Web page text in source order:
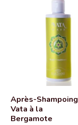
Après-Shampoing
Vata à la
Bergamote